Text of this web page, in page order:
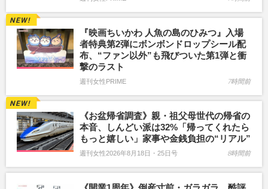
『映画ちいかわ 人魚の島のひみつ』入場
者特典第2弾にボンボンドロップシール配
布、“ファン以外”も飛びついた第1弾と衝
撃のラスト
週刊女性PRIME 7時間前
《お盆帰省調査》親・祖父母世代の帰省の
本音、しんどい派は32%「帰ってくれたら
もっと嬉しい」家事や金銭負担の“リアル”
週刊女性2026年8月18日・25日号 8時間前